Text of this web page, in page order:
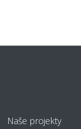
Naše projekty